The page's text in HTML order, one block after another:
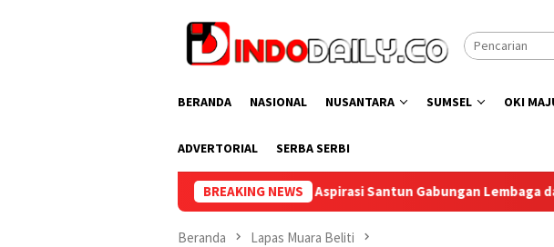
BERANDA NASIONAL NUSANTARA SUMSEL OKI
ADVERTORIAL SERBA SERBI
BREAKING NEWS
Muba Sambut Aspirasi Santun Gabungan Lembaga dan Masyarakat Muba Bersatu
Beranda Lapas Muara Beliti